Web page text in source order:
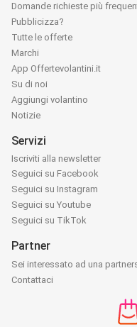
Domande richieste più
Pubblicizza?
Tutte le offerte
Marchi
App Offertevolantini.it
Su di noi
Aggiungi volantino
Notizie
Servizi
Iscriviti alla newsletter
Seguici su Facebook
Seguici su Instagram
Seguici su Youtube
Seguici su TikTok
Partner
Sei interessato ad una
Contattaci